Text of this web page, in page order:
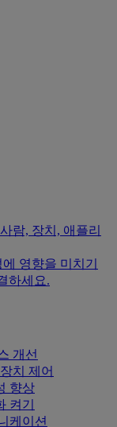
람, 장치, 애플리
영향을 미치기
하세요.
개선
치 제어
향상
켜기
케이션